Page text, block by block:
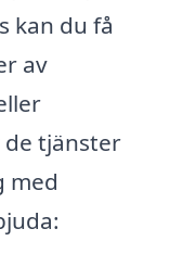
kan du få
av
tjänster
med